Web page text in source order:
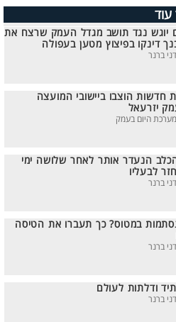
עוד
יוגש נגד תושב מגדל העמק שרצח את
דינקו בפיצוץ מטען בעפולה
חדשות הוצבו ביישובי המועצה
יזרעאל
הנעדר אותר לאחר שלושה ימי
לבעליו
נסתמות במטוס? כך תעברו את הטיסה
ודלתות לעולם